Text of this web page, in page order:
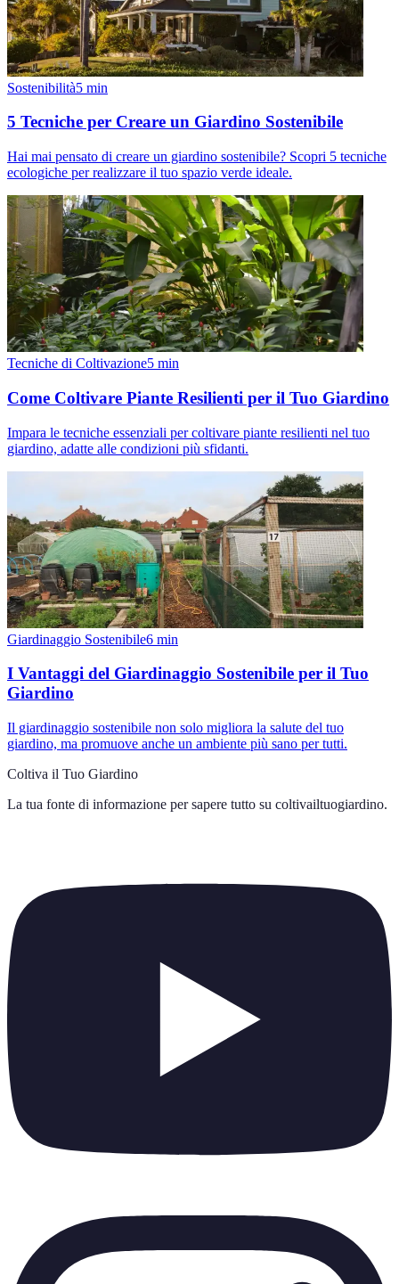
Sostenibilità5 min
5 Tecniche per Creare un Giardino Sostenibile
Hai mai pensato di creare un giardino sostenibile? Scopri 5 tecniche
ecologiche per realizzare il tuo spazio verde ideale.
Tecniche di Coltivazione5 min
Come Coltivare Piante Resilienti per il Tuo Giardino
Impara le tecniche essenziali per coltivare piante resilienti nel tuo
giardino, adatte alle condizioni più sfidanti.
Giardinaggio Sostenibile6 min
I Vantaggi del Giardinaggio Sostenibile per il Tuo
Giardino
Il giardinaggio sostenibile non solo migliora la salute del tuo
giardino, ma promuove anche un ambiente più sano per tutti.
Coltiva il Tuo Giardino
La tua fonte di informazione per sapere tutto su coltivailtuogiardino.